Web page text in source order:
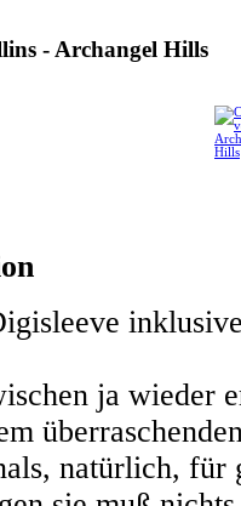
- Archangel Hills
ja wieder
natürlich, für